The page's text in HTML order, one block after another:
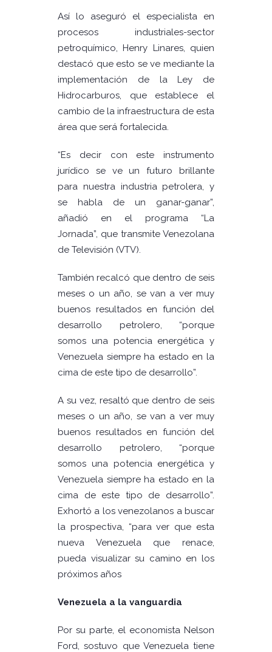
Así lo aseguró el especialista en
procesos industriales-sector
petroquímico, Henry Linares, quien
destacó que esto se ve mediante la
implementación de la Ley de
Hidrocarburos, que establece el
cambio de la infraestructura de esta
área que será fortalecida.
“Es decir con este instrumento
jurídico se ve un futuro brillante
para nuestra industria petrolera, y
se habla de un ganar-ganar”,
añadió en el programa “La
Jornada”, que transmite Venezolana
de Televisión (VTV).
También recalcó que dentro de seis
meses o un año, se van a ver muy
buenos resultados en función del
desarrollo petrolero, “porque
somos una potencia energética y
Venezuela siempre ha estado en la
cima de este tipo de desarrollo”.
A su vez, resaltó que dentro de seis
meses o un año, se van a ver muy
buenos resultados en función del
desarrollo petrolero, “porque
somos una potencia energética y
Venezuela siempre ha estado en la
cima de este tipo de desarrollo”.
Exhortó a los venezolanos a buscar
la prospectiva, “para ver que esta
nueva Venezuela que renace,
pueda visualizar su camino en los
próximos años
Venezuela a la vanguardia
Por su parte, el economista Nelson
Ford, sostuvo que Venezuela tiene